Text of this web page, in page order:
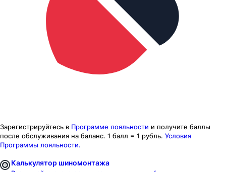
Зарегистрируйтесь в Программе лояльности и получите баллы
после обслуживания на баланс. 1 балл = 1 рубль. Условия
Программы лояльности.
Калькулятор шиномонтажа